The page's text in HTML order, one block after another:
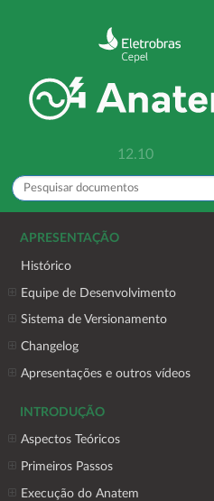
12.10
APRESENTAÇÃO
Histórico
Equipe de Desenvolvimento
Sistema de Versionamento
Changelog
Apresentações e outros vídeos
INTRODUÇÃO
Aspectos Teóricos
Primeiros Passos
Execução do Anatem